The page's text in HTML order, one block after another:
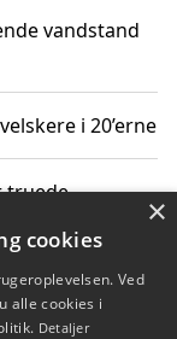
vandstand
i 20’erne
truede
til
×
cookies
Ved
alle cookies i
Detaljer